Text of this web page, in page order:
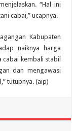
“Hal ini
cabai,” ucapnya.
Kabupaten
naiknya harga
cabai kembali stabil
dan mengawasi
tutupnya. (aip)